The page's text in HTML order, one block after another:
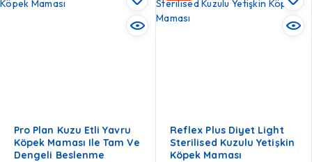
Pro Plan Kuzu Etli Yavru
Köpek Maması Ile Tam Ve
Dengeli Beslenme
Reflex Plus Diyet Light
Sterilised Kuzulu Yetişkin
Köpek Maması